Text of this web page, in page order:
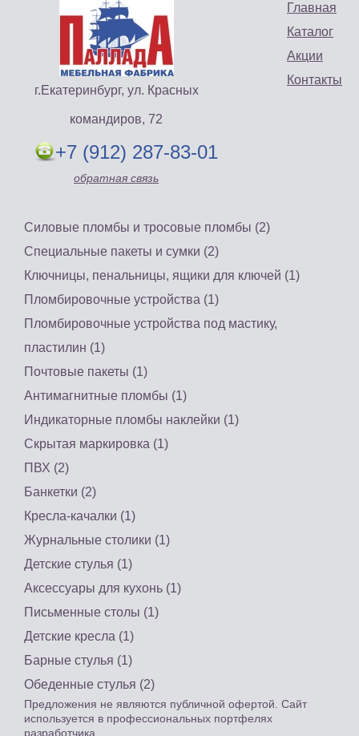
Главная
Каталог
Акции
Контакты
г.Екатеринбург, ул. Красных
командиров, 72
+7 (912) 287-83-01
обратная связь
Силовые пломбы и тросовые пломбы (2)
Специальные пакеты и сумки (2)
Ключницы, пенальницы, ящики для ключей (1)
Пломбировочные устройства (1)
Пломбировочные устройства под мастику,
пластилин (1)
Почтовые пакеты (1)
Антимагнитные пломбы (1)
Индикаторные пломбы наклейки (1)
Скрытая маркировка (1)
ПВХ (2)
Банкетки (2)
Кресла-качалки (1)
Журнальные столики (1)
Детские стулья (1)
Аксессуары для кухонь (1)
Письменные столы (1)
Детские кресла (1)
Барные стулья (1)
Обеденные стулья (2)
Предложения не являются публичной офертой. Сайт
используется в профессиональных портфелях
разработчика.